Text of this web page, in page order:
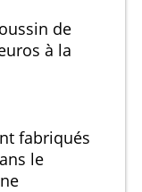
de
à la
fabriqués
le